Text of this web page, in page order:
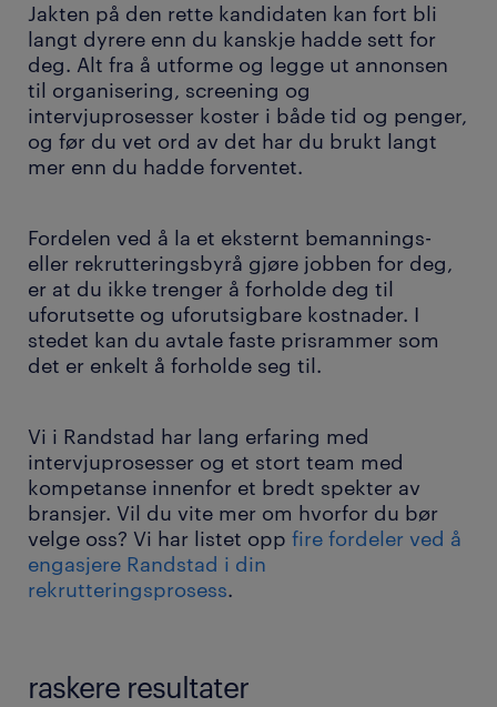
Jakten på den rette kandidaten kan fort bli
langt dyrere enn du kanskje hadde sett for
deg. Alt fra å utforme og legge ut annonsen
til organisering, screening og
intervjuprosesser koster i både tid og penger,
og før du vet ord av det har du brukt langt
mer enn du hadde forventet.
Fordelen ved å la et eksternt bemannings-
eller rekrutteringsbyrå gjøre jobben for deg,
er at du ikke trenger å forholde deg til
uforutsette og uforutsigbare kostnader. I
stedet kan du avtale faste prisrammer som
det er enkelt å forholde seg til.
Vi i Randstad har lang erfaring med
intervjuprosesser og et stort team med
kompetanse innenfor et bredt spekter av
bransjer. Vil du vite mer om hvorfor du bør
velge oss? Vi har listet opp fire fordeler ved å
engasjere Randstad i din
rekrutteringsprosess.
raskere resultater